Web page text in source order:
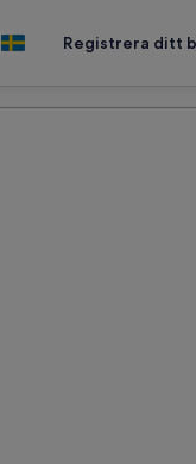
Registrera ditt